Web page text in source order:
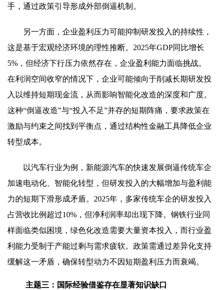
手，通过政策引导形成外部倒逼机制。
另一方面，企业盈利压力可能抑制研发投入的持续性，
这是基于宏观经济环境的理性推断。2025年GDP同比增长
5%，但经济下行压力依然存在，企业盈利能力面临挑战。
在利润空间收窄的情况下，企业可能倾向于削减长期研发投
入以维持短期现金流，从而影响智能化改造的深度和广度。
这种“倒逼改造”与“投入不足”并存的短期阵痛，要求政策在
激励与约束之间找到平衡点，通过结构性金融工具降低企业
转型成本。
以汽车行业为例，新能源汽车的快速发展倒逼传统车企
加速电动化、智能化转型，但研发投入的大幅增加与盈利能
力的短期下滑形成矛盾。2025年，多家传统车企的研发投入
占营收比例超过10%，但净利润率却出现下降。钢铁行业同
样面临类似困境，绿色化改造需要大量资本投入，而行业盈
利能力受制于产能过剩与需求疲软。政策需通过差异化支持
缓解这一矛盾，确保转型动力不因短期盈利压力而衰竭。
主题三：国际经验借鉴存在显著知识缺口